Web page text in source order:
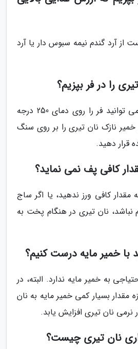
از آرد گندم نیمه سبوس دار یا آرد
را در فر بپزیم؟
بله. در صورت تمایل، می توانید فر را روی دمای 250 درجه
خمیر نازک نان تیری را بر روی سنگ
قرار دهید.
کافی پف نمی نماید؟
مقدار کافی ورز ندهید، یا اگر ساج
نباشد، نان تیری در هنگام پخت به
با خمیر مایه درست کنیم؟
به خمیر مایه ندارد. البته، در
مقدار بسیار کمی خمیر مایه به نان
نرمی نان تیری افزایش یابد.
نان تیری چیست؟